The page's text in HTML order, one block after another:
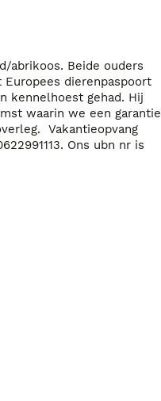
abrikoos. Beide ouders
dierenpaspoort
kennelhoest gehad. Hij
waarin we een garantie
Vakantieopvang
Ons ubn nr is